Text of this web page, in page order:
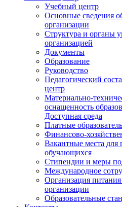
Учебный центр
Основные сведения
организации
Структура и органы
организацией
Документы
Образование
Руководство
Педагогический
центр
Материально-
оснащенность
Доступная среда
Платные
Финансово-
Вакантные места для
обучающихся
Стипендии и меры
Международное
Организация питания
организации
Образовательные